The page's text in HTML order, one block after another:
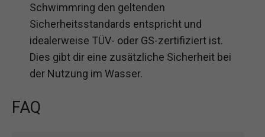
Schwimmring den geltenden
Sicherheitsstandards entspricht und
idealerweise TÜV- oder GS-zertifiziert ist.
Dies gibt dir eine zusätzliche Sicherheit bei
der Nutzung im Wasser.
FAQ